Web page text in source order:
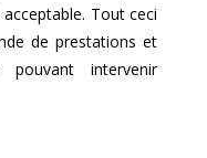
Tout ceci
de prestations et
pouvant intervenir